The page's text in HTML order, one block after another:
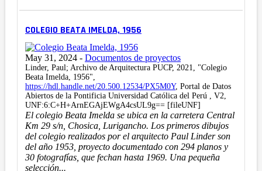
COLEGIO BEATA IMELDA, 1956
May 31, 2024 - Documentos de proyectos
Linder, Paul; Archivo de Arquitectura PUCP, 2021, "Colegio
Beata Imelda, 1956",
https://hdl.handle.net/20.500.12534/PX5M0Y, Portal de Datos
Abiertos de la Pontificia Universidad Católica del Perú , V2,
UNF:6:C+H+ArnEGAjEWgA4csUL9g== [fileUNF]
El colegio Beata Imelda se ubica en la carretera Central
Km 29 s/n, Chosica, Lurigancho. Los primeros dibujos
del colegio realizados por el arquitecto Paul Linder son
del año 1953, proyecto documentado con 294 planos y
30 fotografías, que fechan hasta 1969. Una pequeña
selección...